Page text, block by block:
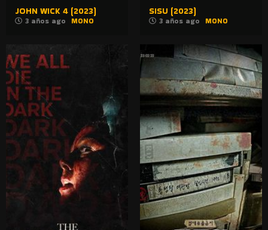
JOHN WICK 4 (2023)
3 años ago MONO
SISU (2023)
3 años ago MONO